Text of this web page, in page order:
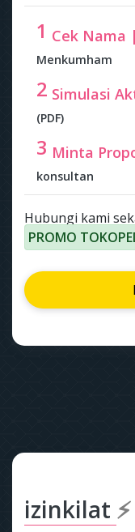
1 Cek Nama |
Menkumham
2 Simulasi
(PDF)
3 Minta
konsultan
Hubungi kami
PROMO
izinkilat ⚡